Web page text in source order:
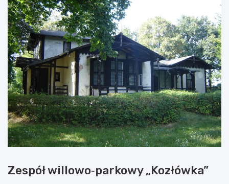
Zespół willowo‑parkowy „Kozłówka”